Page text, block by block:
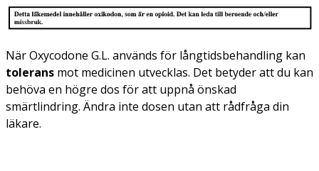
När Oxycodone G.L. används för långtidsbehandling kan
tolerans mot medicinen utvecklas. Det betyder att du kan
behöva en högre dos för att uppnå önskad
smärtlindring. Ändra inte dosen utan att rådfråga din
läkare.